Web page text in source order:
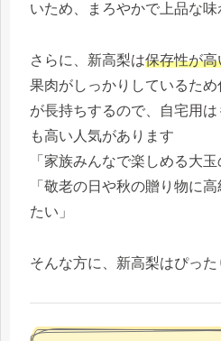
いため、まろやかで上品な
さらに、新高梨は保存性が高
果肉がしっかりしているた
が長持ちするので、自宅用
も高い人気があります
「家族みんなで楽しめる大玉
「敬老の日や秋の贈り物に
たい」
そんな方に、新高梨はぴっ